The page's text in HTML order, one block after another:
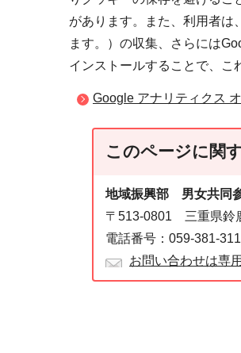
があります。また、利用者は
ます。）の収集、さらには
インストールすることで、こ
Google アナリティクス
このページに関
地域振興部 男女共同
〒513-0801 三重県鈴
電話番号：059-381-
お問い合わせは専